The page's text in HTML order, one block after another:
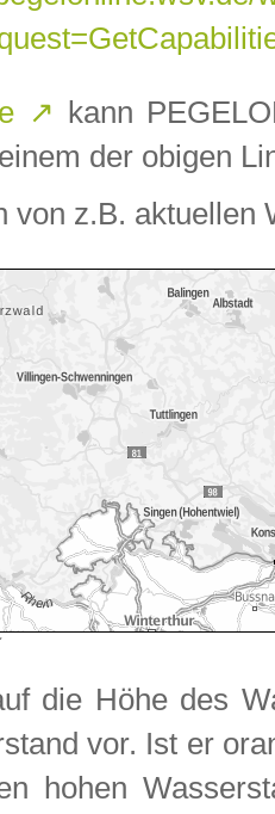
↗ kann
der obigen
von z.B. aktuellen
die Höhe des
vor. Ist er
hohen